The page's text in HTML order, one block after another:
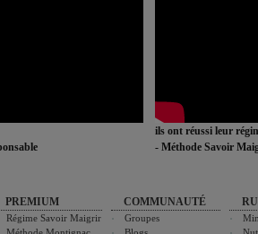
ils ont réussi leur
- Méthode Savoir
PREMIUM
Régime Savoir Maigrir
COMMUNAUTÉ
Groupes